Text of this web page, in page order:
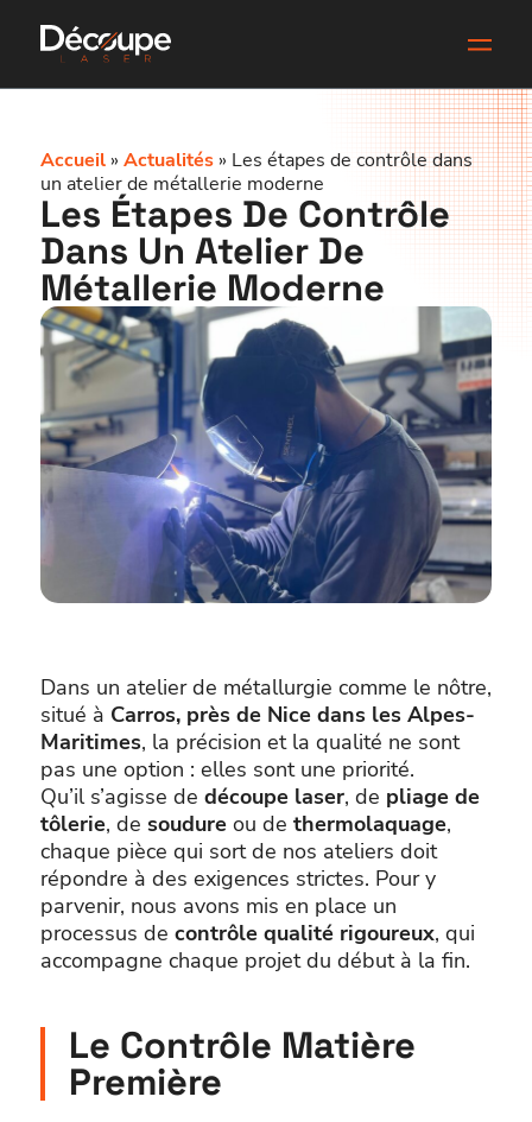
Accueil» Actualités» Les étapes de contrôle dans
un atelier de métallerie moderne
Les Étapes De Contrôle
Dans Un Atelier De
Métallerie Moderne
Dans un atelier de métallurgie comme le nôtre,
situé à Carros, près de Nice dans les Alpes-
Maritimes, la précision et la qualité ne sont
pas une option : elles sont une priorité.
Qu’il s’agisse de découpe laser, de pliage de
tôlerie, de soudureou de thermolaquage,
chaque pièce qui sort de nos ateliers doit
répondre à des exigences strictes. Pour y
parvenir, nous avons mis en place un
processus de contrôle qualité rigoureux, qui
accompagne chaque projet du début à la fin.
Le Contrôle Matière
Première